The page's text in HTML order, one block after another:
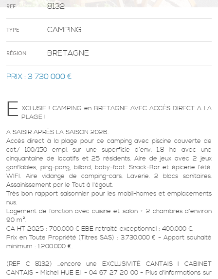
REF 8132
TYPE CAMPING
RÉGION BRETAGNE
PRIX : 3 730 000 €
E XCLUSIF ! CAMPING en BRETAGNE AVEC ACCÈS DIRECT A LA
PLAGE !
A SAISIR APRÈS LA SAISON 2026.
Accès direct à la plage pour ce camping avec piscine couverte de
cat./ 100/150 empl. sur une superficie d’env. 1,8 ha avec une
cinquantaine de locatifs et 25 résidents. Aire de jeux avec 2 jeux
gonflables, ping-pong, billard, baby-foot. Snack-Bar et épicerie l’été.
WIFI. Aire vidange de camping-cars. Laverie. 2 blocs sanitaires.
Assainissement par le Tout à l'égout.
Très bon rapport saisonnier pour les mobil-homes et emplacements
nus.
Logement de fonction avec cuisine et salon + 2 chambres d'environ
90 m².
CA HT 2025 : 700.000 € EBE retraité exceptionnel : 400.000 €.
Prix en Toute Propriété (Titres SAS) : 3.730.000 € - Apport souhaité
minimum : 1.200.000 €.
(REF C 8132) ...encore une EXCLUSIVITÉ CANTAIS ! CABINET
CANTAIS - Michel HUE E.I - 04 67 27 20 00 - Plus d'informations sur